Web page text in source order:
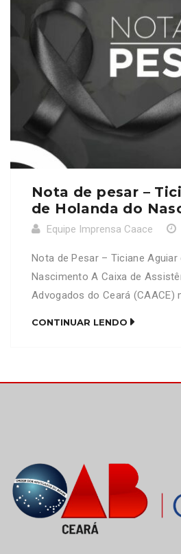
Nota de pesar –
de Holanda do
Equipe Imprensa Caace
Nota de Pesar – Ticiane Aguiar
Nascimento A Caixa de
Advogados do Ceará
CONTINUAR LENDO